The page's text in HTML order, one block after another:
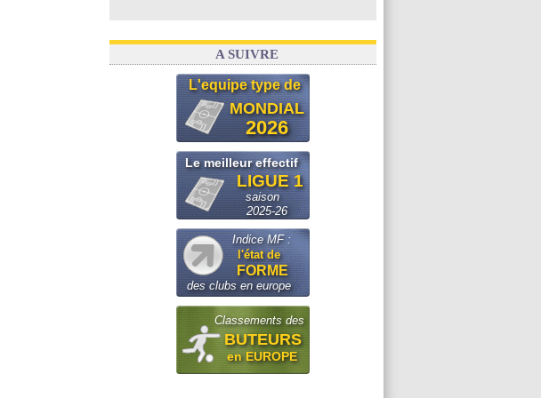
A SUIVRE
L'equipe type de
MONDIAL
2026
Le meilleur effectif
LIGUE 1
saison
2025-26
Indice MF :
l'état de
FORME
des clubs en europe
Classements des
BUTEURS
en EUROPE